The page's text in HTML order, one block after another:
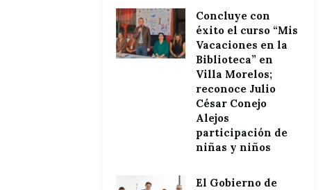
Concluye con
éxito el curso “Mis
Vacaciones en la
Biblioteca” en
Villa Morelos;
reconoce Julio
César Conejo
Alejos
participación de
niñas y niños
El Gobierno de